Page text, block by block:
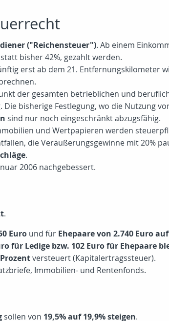
("Reichensteuer"). Ab einem
bisher 42%, gezahlt werden.
erst ab dem 21. Entfernungskilometer
der gesamten betrieblichen und
bisherige Festlegung, wo die Nutzung
sind nur noch eingeschränkt abzugsfähig.
und Wertpapieren werden
die Veräußerungsgewinne mit 20%
.
2006 nachgebessert.
.
Euro und für Ehepaare von 2.740 Euro
für Ledige bzw. 102 Euro für Ehepaare
versteuert (Kapitalertragssteuer).
Immobilien- und Rentenfonds.
sollen von 19,5% auf 19,9% steigen.